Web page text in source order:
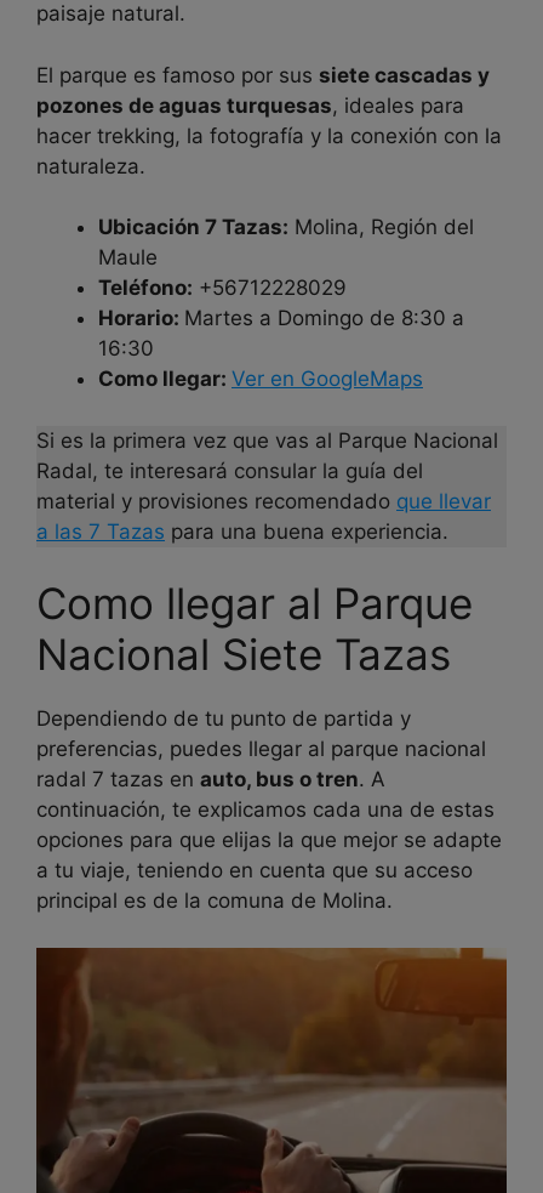
paisaje natural.
El parque es famoso por sus siete cascadas y
pozones de aguas turquesas, ideales para
hacer trekking, la fotografía y la conexión con la
naturaleza.
Ubicación 7 Tazas: Molina, Región del
Maule
Teléfono: +56712228029
Horario: Martes a Domingo de 8:30 a
16:30
Como llegar: Ver en GoogleMaps
Si es la primera vez que vas al Parque Nacional
Radal, te interesará consular la guía del
material y provisiones recomendado que llevar
a las 7 Tazas para una buena experiencia.
Como llegar al Parque
Nacional Siete Tazas
Dependiendo de tu punto de partida y
preferencias, puedes llegar al parque nacional
radal 7 tazas en auto, bus o tren. A
continuación, te explicamos cada una de estas
opciones para que elijas la que mejor se adapte
a tu viaje, teniendo en cuenta que su acceso
principal es de la comuna de Molina.